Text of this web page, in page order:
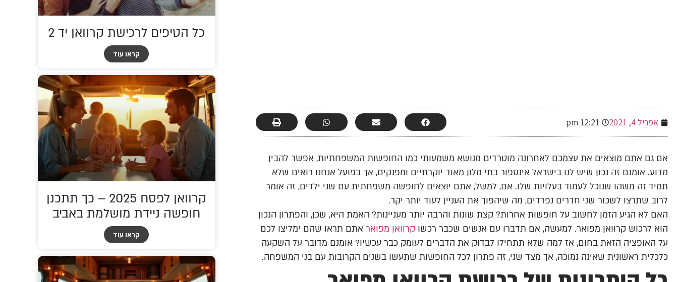
אפריל 4, 2021 12:21 pm
אם גם אתם מוצאים את עצמכם לאחרונה מוטרדים מנושא משמעותי כמו החופשות המשפחתיות, אפשר להבין
מדוע. אומנם זה נכון שיש לנו בישראל אינספור בתי מלון מאוד יוקרתיים ומפנקים, אך בפועל אנחנו רואים שלא
תמיד זה משהו שנוכל לעמוד בעלויות שלו. אם, למשל, אתם יוצאים לחופשה משפחתית עם שני ילדים, זה אומר
לרוב שתרצו לשכור שני חדרים נפרדים, מה שיהפוך את העניין לעוד יותר יקר.
האם לא הגיע הזמן לחשוב על חופשות אחרות? קצת שונות והרבה יותר מעניינות? האמת היא, שכן, והפתרון הנכון
הוא לרכוש קרוואן מפואר. למעשה, אם תדברו עם אנשים שכבר רכשו קרוואן מפואר אתם תראו שהם ימליצו לכם
על האופציה הזאת בחום, אז למה שלא תתחילו לבדוק את הדברים לעומק כבר עכשיו? אומנם מדובר על השקעה
כלכלית ראשונית שאינה נמוכה, אך מצד שני, זה פתרון לכל החופשות שתעשו בשנים הקרובות עם בני המשפחה.
כל הטיפים לרכישת קרוואן יד 2
קראו עוד
קרוואן לפסח 2025 – כך תתכנן
חופשה ניידת מושלמת באביב
קראו עוד